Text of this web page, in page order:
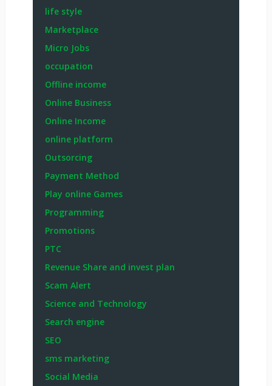
life style
Marketplace
Micro Jobs
occupation
Offline income
Online Business
Online Income
online platform
Outsorcing
Payment Method
Play online Games
Programming
Promotions
PTC
Revenue Share and invest plan
Scam Alert
Science and Technology
Search engine
SEO
sms marketing
Social Media